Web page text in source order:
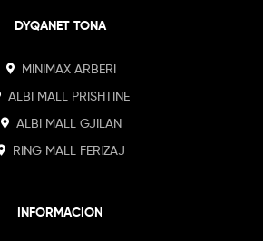
DYQANET TONA
MINIMAX ARBËRI
ALBI MALL PRISHTINE
ALBI MALL GJILAN
RING MALL FERIZAJ
INFORMACION